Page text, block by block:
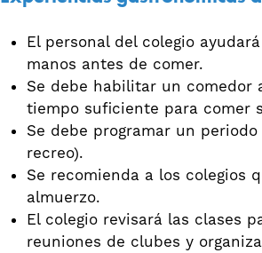
El personal del colegio
manos antes de comer.
Se debe habilitar un comedor
tiempo suficiente para comer
Se debe programar un
recreo).
Se recomienda a los colegios
almuerzo.
El colegio revisará las clases
reuniones de clubes y